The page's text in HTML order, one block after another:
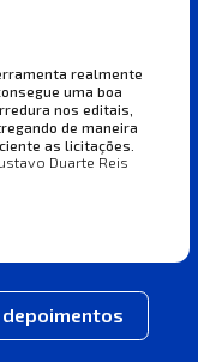
realmente
uma boa
nos editais,
de maneira
as licitações.
Duarte Reis
depoimentos